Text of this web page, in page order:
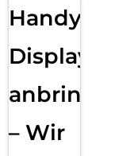
Handy
Displayfolie
anbringen
– Wir